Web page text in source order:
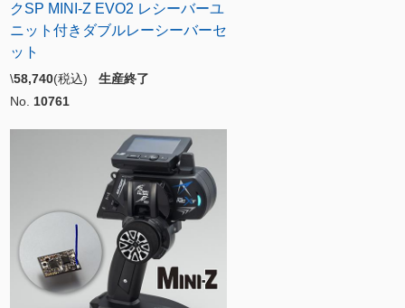
クSP MINI-Z EVO2 レシーバーユ
ニット付きダブルレーシーバーセ
ット
\58,740(税込) 生産終了
No. 10761